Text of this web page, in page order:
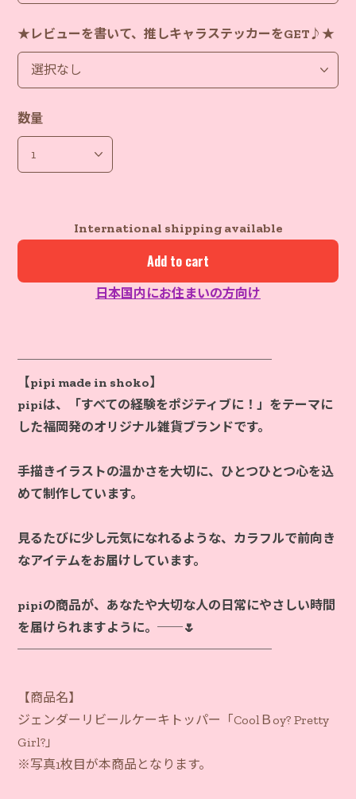
★レビューを書いて、推しキャラステッカーをGET♪★
数量
International shipping available
Add to cart
日本国内にお住まいの方向け
────────────────────
【pipi made in shoko】
pipiは、「すべての経験をポジティブに！」をテーマに
した福岡発のオリジナル雑貨ブランドです。
手描きイラストの温かさを大切に、ひとつひとつ心を込
めて制作しています。
見るたびに少し元気になれるような、カラフルで前向き
なアイテムをお届けしています。
pipiの商品が、あなたや大切な人の日常にやさしい時間
を届けられますように。──🌷
【商品名】
ジェンダーリビールケーキトッパー「CoolＢoy? Pretty
Girl?」
※写真1枚目が本商品となります。